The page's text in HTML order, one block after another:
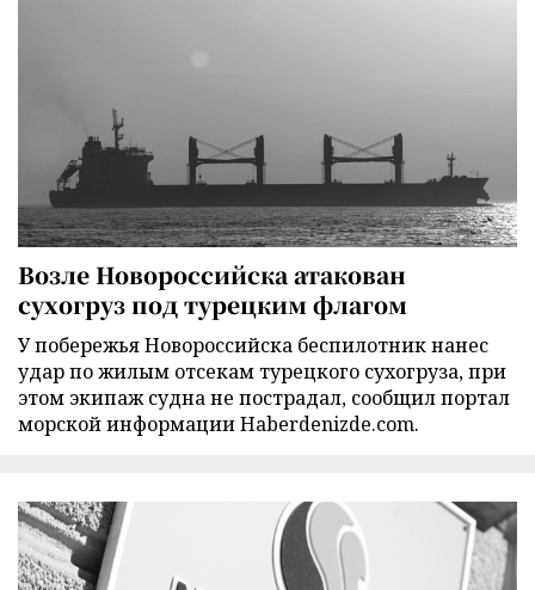
Возле Новороссийска атакован
сухогруз под турецким флагом
У побережья Новороссийска беспилотник нанес
удар по жилым отсекам турецкого сухогруза, при
этом экипаж судна не пострадал, сообщил портал
морской информации Haberdenizde.com.